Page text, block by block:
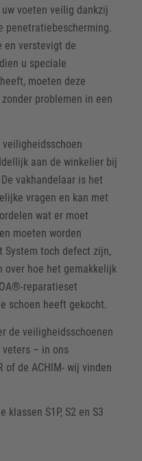
uw voeten veilig dankzij
penetratiebescherming.
en verstevigt de
u speciale
moeten deze
problemen in een
aan de winkelier bij
vakhandelaar is het
vragen en kan met
wat er moet
moeten worden
System toch defect zijn,
over hoe het gemakkelijk
reparatieset
schoen heeft gekocht.
de veiligheidsschoenen
– in ons
of de ACHIM- wij vinden
S1P, S2 en S3